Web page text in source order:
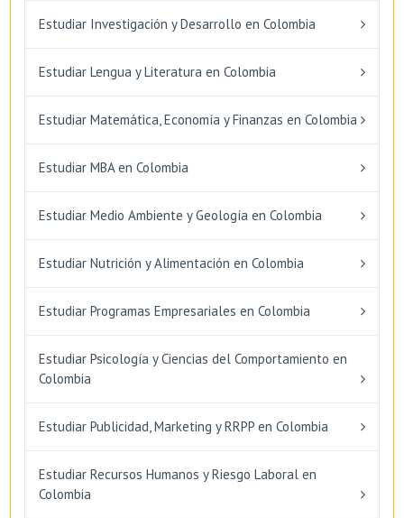
Estudiar Investigación y Desarrollo en Colombia
Estudiar Lengua y Literatura en Colombia
Estudiar Matemática, Economía y Finanzas en Colombia
Estudiar MBA en Colombia
Estudiar Medio Ambiente y Geología en Colombia
Estudiar Nutrición y Alimentación en Colombia
Estudiar Programas Empresariales en Colombia
Estudiar Psicología y Ciencias del Comportamiento en
Colombia
Estudiar Publicidad, Marketing y RRPP en Colombia
Estudiar Recursos Humanos y Riesgo Laboral en
Colombia